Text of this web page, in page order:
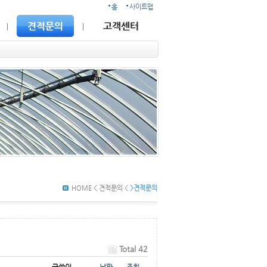
홈 사이트맵
HOME < 견적문의 < >견적문의
Total 42